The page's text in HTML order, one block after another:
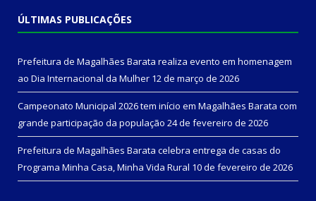
ÚLTIMAS PUBLICAÇÕES
Prefeitura de Magalhães Barata realiza evento em homenagem
ao Dia Internacional da Mulher 12 de março de 2026
Campeonato Municipal 2026 tem início em Magalhães Barata com
grande participação da população 24 de fevereiro de 2026
Prefeitura de Magalhães Barata celebra entrega de casas do
Programa Minha Casa, Minha Vida Rural 10 de fevereiro de 2026